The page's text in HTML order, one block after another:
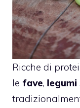
Ricche di
le fave,